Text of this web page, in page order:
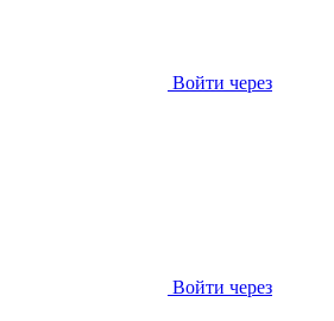
Войти через
Войти через